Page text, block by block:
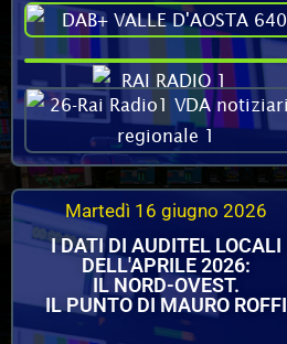
Martedì 16 giugno 2026
I DATI DI AUDITEL LOCALI
DELL'APRILE 2026:
IL NORD-OVEST.
IL PUNTO DI MAURO ROFFI